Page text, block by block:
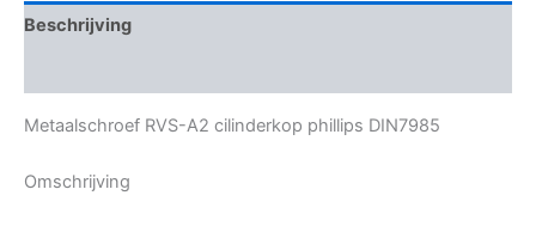
Beschrijving
Metaalschroef RVS-A2 cilinderkop phillips DIN7985
Omschrijving